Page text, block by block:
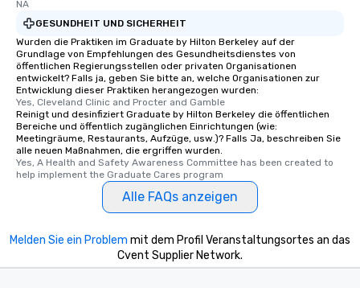
NA
GESUNDHEIT UND SICHERHEIT
Wurden die Praktiken im Graduate by Hilton Berkeley auf der
Grundlage von Empfehlungen des Gesundheitsdienstes von
öffentlichen Regierungsstellen oder privaten Organisationen
entwickelt? Falls ja, geben Sie bitte an, welche Organisationen zur
Entwicklung dieser Praktiken herangezogen wurden:
Yes, Cleveland Clinic and Procter and Gamble
Reinigt und desinfiziert Graduate by Hilton Berkeley die öffentlichen
Bereiche und öffentlich zugänglichen Einrichtungen (wie:
Meetingräume, Restaurants, Aufzüge, usw.)? Falls Ja, beschreiben Sie
alle neuen Maßnahmen, die ergriffen wurden.
Yes, A Health and Safety Awareness Committee has been created to
help implement the Graduate Cares program
Alle FAQs anzeigen
Melden Sie ein Problem mit dem Profil Veranstaltungsortes an das
Cvent Supplier Network.